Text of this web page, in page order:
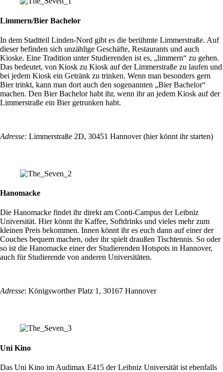
Limmern/Bier Bachelor
In dem Stadtteil Linden-Nord gibt es die berühmte Limmerstraße. Auf
dieser befinden sich unzählige Geschäfte, Restaurants und auch
Kioske. Eine Tradition unter Studierenden ist es, „limmern“ zu gehen.
Das bedeutet, von Kiosk zu Kiosk auf der Limmerstraße zu laufen und
bei jedem Kiosk ein Getränk zu trinken. Wenn man besonders gern
Bier trinkt, kann man dort auch den sogenannten „Bier Bachelor“
machen. Den Bier Bachelor habt ihr, wenn ihr an jedem Kiosk auf der
Limmerstraße ein Bier getrunken habt.
Adresse: Limmerstraße 2D, 30451 Hannover (hier könnt ihr starten)
Hanomacke
Die Hanomacke findet ihr direkt am Conti-Campus der Leibniz
Universität. Hier könnt ihr Kaffee, Softdrinks und vieles mehr zum
kleinen Preis bekommen. Innen könnt ihr es euch dann auf einer der
Couches bequem machen, oder ihr spielt draußen Tischtennis. So oder
so ist die Hanomacke einer der Studierenden Hotspots in Hannover,
auch für Studierende von anderen Universitäten.
Adresse: Königsworther Platz 1, 30167 Hannover
Uni Kino
Das Uni Kino im Audimax E415 der Leibniz Universität ist ebenfalls